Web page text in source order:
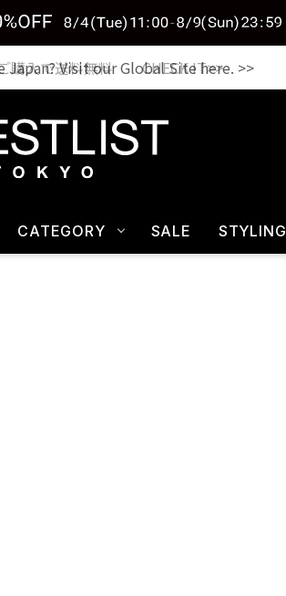
購入で送料無料 CHECK IT>>
CATEGORY SALE STYLING